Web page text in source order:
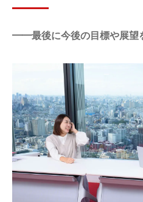
━━最後に今後の目標や展望